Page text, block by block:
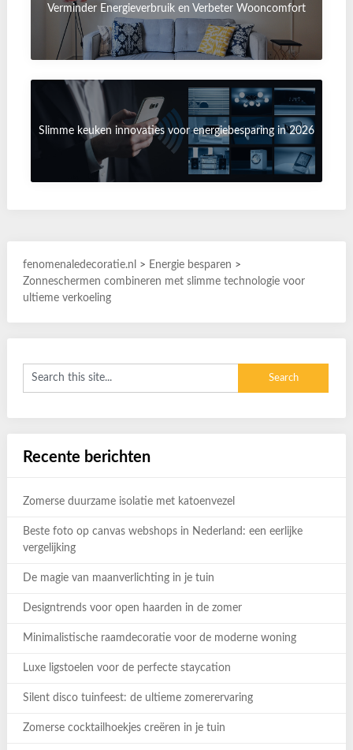
Verminder Energieverbruik en Verbeter Wooncomfort
Slimme keuken innovaties voor energiebesparing in 2026
fenomenaledecoratie.nl > Energie besparen >
Zonneschermen combineren met slimme technologie voor
ultieme verkoeling
Recente berichten
Zomerse duurzame isolatie met katoenvezel
Beste foto op canvas webshops in Nederland: een eerlijke
vergelijking
De magie van maanverlichting in je tuin
Designtrends voor open haarden in de zomer
Minimalistische raamdecoratie voor de moderne woning
Luxe ligstoelen voor de perfecte staycation
Silent disco tuinfeest: de ultieme zomerervaring
Zomerse cocktailhoekjes creëren in je tuin